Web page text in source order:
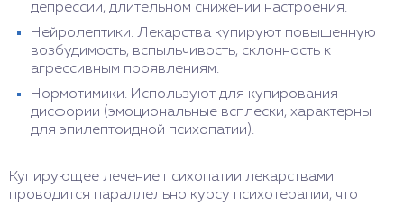
депрессии, длительном снижении настроения.
Нейролептики. Лекарства купируют повышенную
возбудимость, вспыльчивость, склонность к
агрессивным проявлениям.
Нормотимики. Используют для купирования
дисфории (эмоциональные всплески, характерны
для эпилептоидной психопатии).
Купирующее лечение психопатии лекарствами
проводится параллельно курсу психотерапии, что